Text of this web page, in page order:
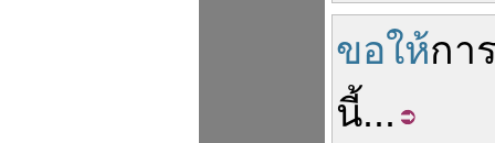
ขอให้กา
นี้...